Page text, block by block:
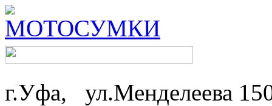
г.Уфа, ул.Менделеева